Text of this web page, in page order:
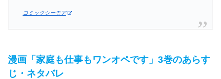
コミックシーモア
漫画「家庭も仕事もワンオペです」3巻のあらす
じ・ネタバレ